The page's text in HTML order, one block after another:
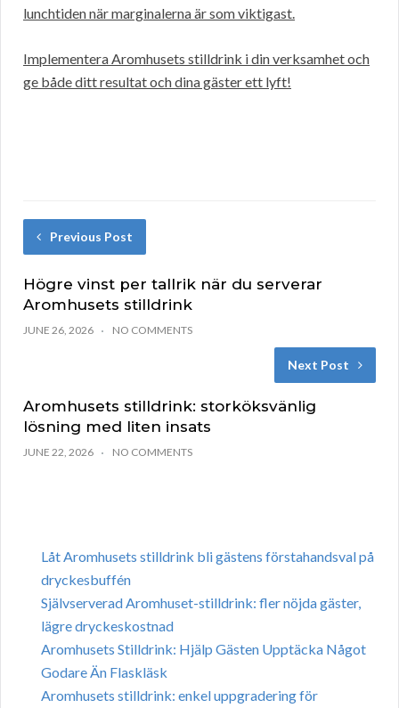
lunchtiden när marginalerna är som viktigast.
Implementera Aromhusets stilldrink i din verksamhet och
ge både ditt resultat och dina gäster ett lyft!
Previous Post
Högre vinst per tallrik när du serverar
Aromhusets stilldrink
JUNE 26, 2026 NO COMMENTS
Next Post
Aromhusets stilldrink: storköksvänlig
lösning med liten insats
JUNE 22, 2026 NO COMMENTS
Låt Aromhusets stilldrink bli gästens förstahandsval på
dryckesbuffén
Självserverad Aromhuset-stilldrink: fler nöjda gäster,
lägre dryckeskostnad
Aromhusets Stilldrink: Hjälp Gästen Upptäcka Något
Godare Än Flaskläsk
Aromhusets stilldrink: enkel uppgradering för